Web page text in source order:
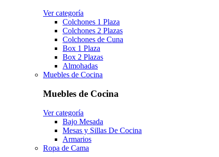
Ver categoría
Colchones 1 Plaza
Colchones 2 Plazas
Colchones de Cuna
Box 1 Plaza
Box 2 Plazas
Almohadas
Muebles de Cocina
Muebles de Cocina
Ver categoría
Bajo Mesada
Mesas y Sillas De Cocina
Armarios
Ropa de Cama